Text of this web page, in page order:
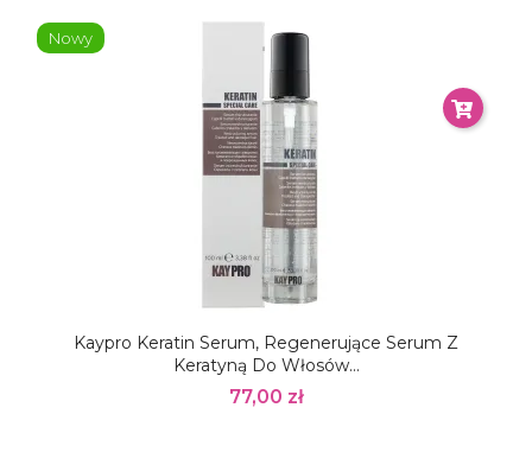
Kaypro Keratin Serum, Regenerujące Serum Z
Keratyną Do Włosów...
77,00 zł
Nowy